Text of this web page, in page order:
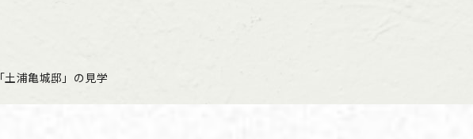
「土浦亀城邸」の見学